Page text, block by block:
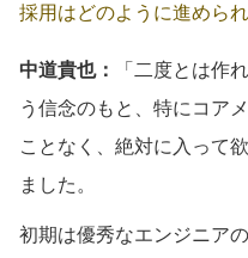
採用はどのように進めら
中道貴也：
「二度とは作
う信念のもと、特にコア
ことなく、絶対に入って
ました。
初期は優秀なエンジニア